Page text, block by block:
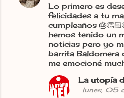
Lo primero es
felicidades a tu
cumpleaños
hemos tenido un
noticias pero yo
barrita Baldomera
me emocioné
La utopía
lunes, 05